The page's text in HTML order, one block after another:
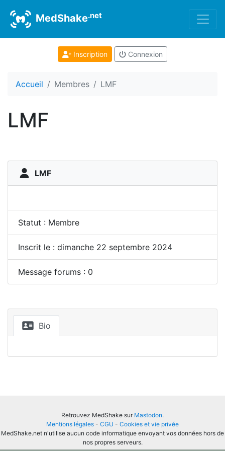
MedShake.net
Inscription Connexion
Accueil Membres LMF
LMF
LMF
Statut : Membre
Inscrit le : dimanche 22 septembre 2024
Message forums : 0
Bio
Retrouvez MedShake sur Mastodon.
Mentions légales - CGU - Cookies et vie privée
MedShake.net n'utilise aucun code informatique envoyant vos données hors de
nos propres serveurs.